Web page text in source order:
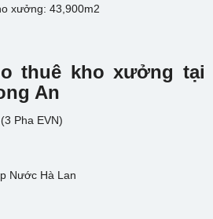
xưởng: 43,900m2
thuê kho xưởng tại
An
Pha EVN)
Nước Hà Lan